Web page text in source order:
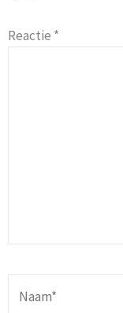
Reactie *